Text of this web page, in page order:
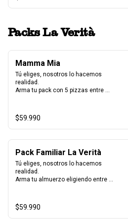
Packs La Verità
Mamma Mia
Tú eliges, nosotros lo hacemos
realidad.
Arma tu pack con 5 pizzas entre
Selladas al vacío, listas para horno o
parrilla… como recién hechas.
$59.990
Pack Familiar La Verità
Tú eliges, nosotros lo hacemos
realidad.
Arma tu almuerzo eligiendo entre
vendidas y un tiramisú familiar para
cerrar.
Todo listo para horno, perfecto para
$59.990